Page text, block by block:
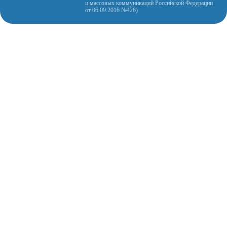
и массовых коммуникаций Российской Федерации
от 06.09.2016 №426)